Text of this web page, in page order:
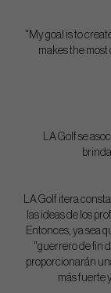
"My goal is to
makes the
LA Golf se
LA Golf itera
las ideas de los
Entonces, ya sea
"guerrero de fin
proporcionarán
más fuerte